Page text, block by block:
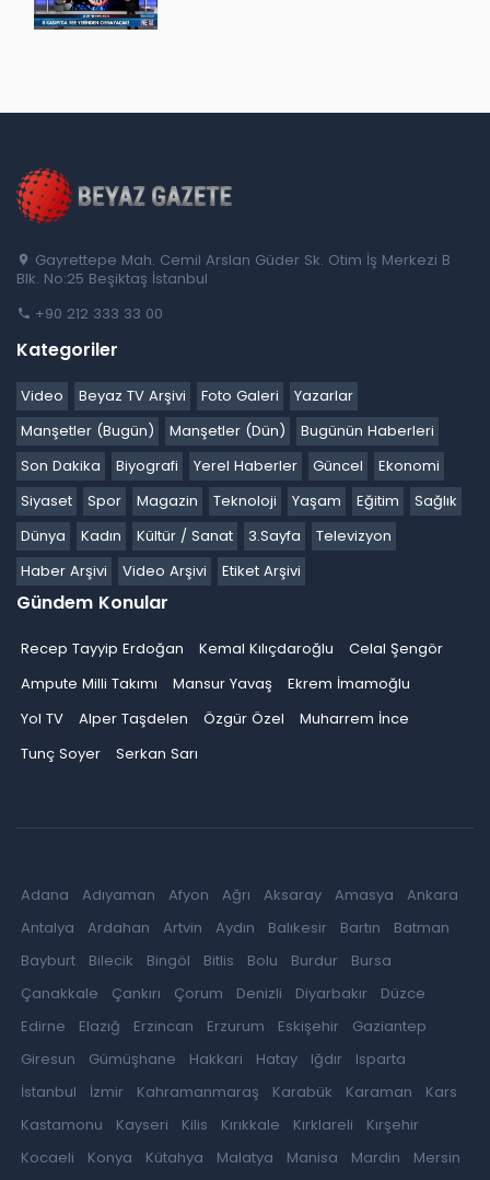
Gayrettepe Mah. Cemil Arslan Güder Sk. Otim İş Merkezi B
Blk. No:25 Beşiktaş İstanbul
+90 212 333 33 00
Kategoriler
Video Beyaz TV Arşivi Foto Galeri
Yazarlar
Manşetler (Bugün)
Manşetler (Dün)
Bugünün Haberleri
Son Dakika
Biyografi Yerel Haberler Güncel
Ekonomi
Siyaset
Spor Magazin Teknoloji Yaşam Eğitim
Sağlık
Dünya
Kadın Kültür / Sanat 3.Sayfa
Televizyon
Haber Arşivi
Video Arşivi Etiket Arşivi
Gündem Konular
Recep Tayyip Erdoğan Kemal Kılıçdaroğlu
Celal Şengör
Ampute Milli Takımı
Mansur Yavaş
Ekrem İmamoğlu
Yol TV
Alper Taşdelen Özgür Özel
Muharrem İnce
Tunç Soyer
Serkan Sarı
Adana Adıyaman Afyon Ağrı Aksaray Amasya
Ankara
Antalya
Ardahan Artvin Aydın Balıkesir Bartın
Batman
Bayburt
Bilecik Bingöl Bitlis Bolu Burdur
Bursa
Çanakkale
Çankırı Çorum Denizli Diyarbakır
Düzce
Edirne
Elazığ Erzincan Erzurum Eskişehir
Gaziantep
Giresun
Gümüşhane Hakkari Hatay Iğdır
Isparta
İstanbul
İzmir Kahramanmaraş Karabük Karaman
Kars
Kastamonu
Kayseri Kilis Kırıkkale Kırklareli
Kırşehir
Kocaeli
Konya Kütahya Malatya Manisa Mardin
Mersin